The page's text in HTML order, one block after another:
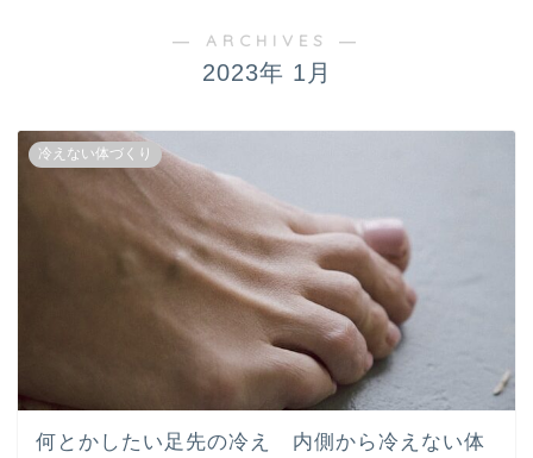
― ARCHIVES ―
2023年 1月
冷えない体づくり
何とかしたい足先の冷え 内側から冷えない体